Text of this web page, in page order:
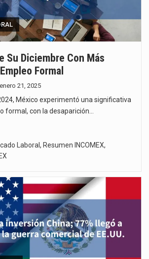
Su Diciembre Con Más
Formal
enero 21, 2025
México experimentó una significativa
formal, con la desaparición…
Laboral , Resumen INCOMEX,